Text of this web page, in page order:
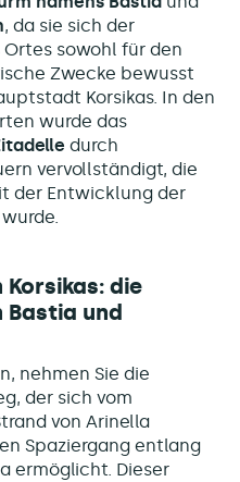
, da sie sich der
sowohl für den
Zwecke bewusst
Korsikas. In den
wurde das
durch
vervollständigt, die
der Entwicklung der
Korsikas: die
und
nehmen Sie die
der sich vom
von Arinella
Spaziergang entlang
ermöglicht. Dieser